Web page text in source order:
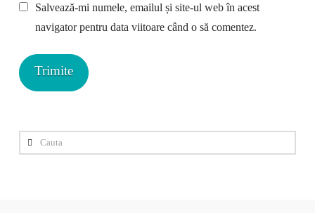
Salvează-mi numele, emailul și site-ul web în acest
navigator pentru data viitoare când o să comentez.
Cauta